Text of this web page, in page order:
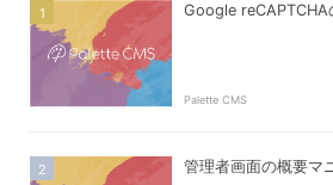
Google reCAPTCHA
Palette CMS
管理者画面の概要マ